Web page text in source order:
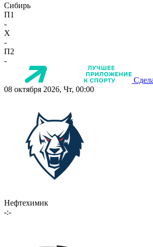
Сибирь
П1
-
X
-
П2
-
08 октября 2026, Чт, 00:00
Нефтехимик
-:-